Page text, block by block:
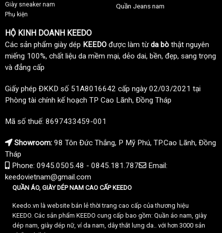
Giày sneaker nam
Phụ kiện
Quần Jeans nam
HỘ KINH DOANH KEEDO
Các sản phẩm giày dép KEEDO được làm từda bò thật nguyên
miếng 100%, chất liệu da mềm mại, dẻo dai, bền, đẹp, sang trọng
và đẳng cấp
Giấy phép ĐKKD số 51A8016642 cấp ngày 02/03/2021 tại
Phòng tài chính kế hoạch TP Cao Lãnh, Đồng Tháp
Mã số thuế: 8697433459-001
Showroom: 98 Tôn Đức Thắng, P Mỹ Phú, TP.Cao Lãnh, Đồng
Tháp
Phone: 0945.0505.48 - 0845.181.787
Email:
keedovietnam@gmail.com
QUẦN ÁO, GIÀY DÉP NAM CAO CẤP KEEDO
Keedo.vn là website bán lẻ thời trang cao cấp của thương hiệu
KEEDO. Các sản phẩm KEEDO cung cấp bao gồm: Quần áo nam, giày
dép nam, giày dép nữ, ví da nam, dây thắt lưng da.. với hơn 3000 sản